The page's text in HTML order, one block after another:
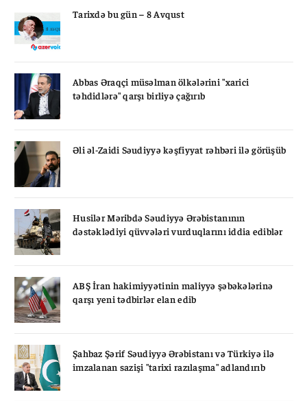
Tarixdə bu gün – 8 Avqust
Abbas Əraqçi müsəlman ölkələrini "xarici
təhdidlərə" qarşı birliyə çağırıb
Əli əl-Zaidi Səudiyyə kəşfiyyat rəhbəri ilə görüşüb
Husilər Məribdə Səudiyyə Ərəbistanının
dəstəklədiyi qüvvələri vurduqlarını iddia ediblər
ABŞ İran hakimiyyətinin maliyyə şəbəkələrinə
qarşı yeni tədbirlər elan edib
Şahbaz Şərif Səudiyyə Ərəbistanı və Türkiyə ilə
imzalanan sazişi "tarixi razılaşma" adlandırıb